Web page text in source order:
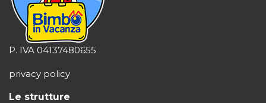
P. IVA 04137480655
privacy policy
Le strutture